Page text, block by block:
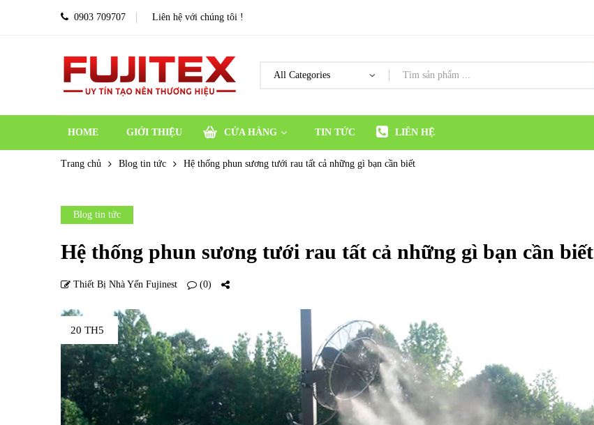
0903 709707 Liên hệ với chúng tôi !
HOME GIỚI THIỆU CỬA HÀNG TIN TỨC LIÊN HỆ
Trang chủ Blog tin tức Hệ thống phun sương tưới rau tất cả những gì bạn cần biết
Blog tin tức
Hệ thống phun sương tưới rau tất cả những gì bạn cần biết
Thiết Bị Nhà Yến Fujinest (0)
20 TH5